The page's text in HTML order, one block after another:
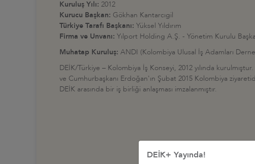
Kuruluş Yılı: 2012
Kurucu Başkan: Gökhan Kantarcıgil
Türkiye Tarafı Başkanı: Yüksel Yıldırım
Firma ve Unvanı: Yılport Holding A.Ş. - Yönetim Kurulu
Muhatap Kuruluş: ANDI (Kolombiya Ulusal İş Adamları
DEİK/Türkiye – Kolombiya İş Konseyi, 2012 yılında
ve Cumhurbaşkanı Erdoğan'ın Şubat 2015 Kolombiya
DEİK arasında bir iş birliği anlaşması imzalanmıştır.
DEİK+ Yayında!